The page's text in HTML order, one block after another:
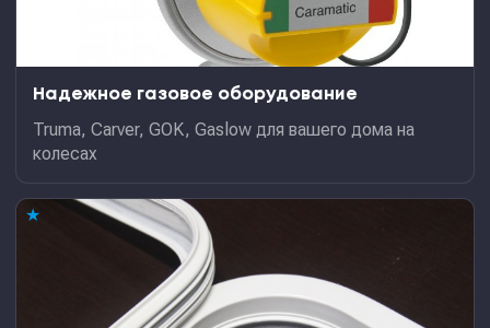
Надежное газовое оборудование
Truma, Carver, GOK, Gaslow для вашего дома на
колесах
★